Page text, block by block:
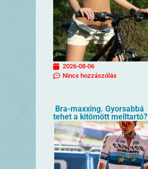
2026-08-06
Nincs hozzászólás
Bra-maxxing. Gyorsabbá
tehet a kitömött melltartó?